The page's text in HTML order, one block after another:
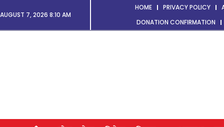
AUGUST 7, 2026 8:10 AM
HOME PRIVACY POLICY
DONATION CONFIRMATION